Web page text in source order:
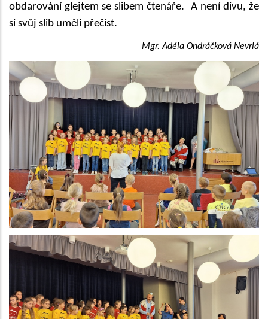
obdarování glejtem se slibem čtenáře. A není divu, že
si svůj slib uměli přečíst.
Mgr. Adéla Ondráčková Nevrlá